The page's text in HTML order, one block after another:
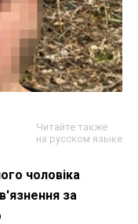
Читайте также
на русском языке
чоловіка
за